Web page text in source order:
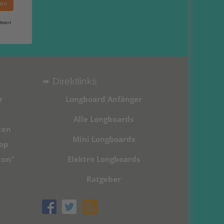
➠ Direktlinks
Longboard Anfänger
Alle Longboards
Mini Longboards
Elektro Longboards
Ratgeber